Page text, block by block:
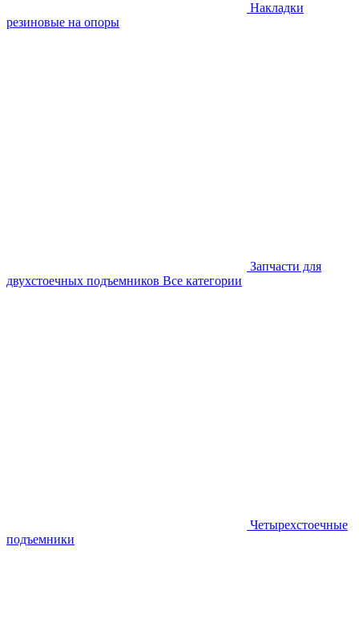
Накладки
резиновые на опоры
Запчасти для
двухстоечных подъемников Все категории
Четырехстоечные
подъемники